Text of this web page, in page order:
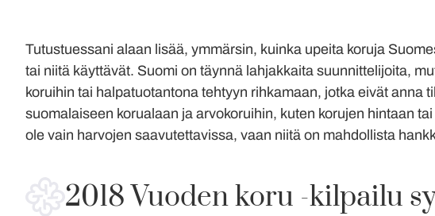
Tutustuessani alaan lisää, ymmärsin, kuinka upeita koruja
tai niitä käyttävät. Suomi on täynnä lahjakkaita suunnittelijoita,
koruihin tai halpatuotantona tehtyyn rihkamaan, jotka eivät anna
suomalaiseen korualaan ja arvokoruihin, kuten korujen hintaan
ole vain harvojen saavutettavissa, vaan niitä on mahdollista
2018 Vuoden koru -kilpailu